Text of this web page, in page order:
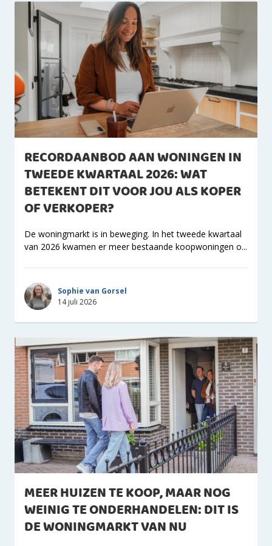
RECORDAANBOD AAN WONINGEN IN
TWEEDE KWARTAAL 2026: WAT
BETEKENT DIT VOOR JOU ALS KOPER
OF VERKOPER?
De woningmarkt is in beweging. In het tweede kwartaal
van 2026 kwamen er meer bestaande koopwoningen o...
Sophie van Gorsel
14 juli 2026
MEER HUIZEN TE KOOP, MAAR NOG
WEINIG TE ONDERHANDELEN: DIT IS
DE WONINGMARKT VAN NU